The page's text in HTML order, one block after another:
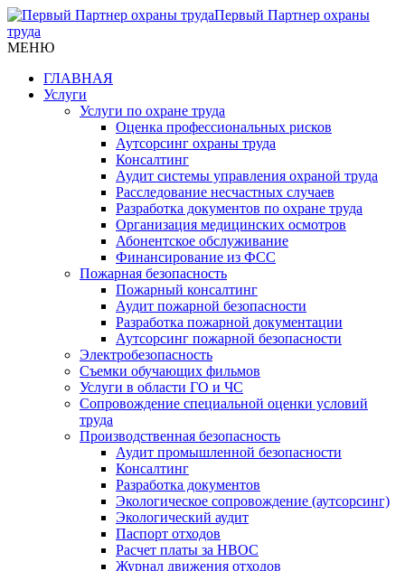
Первый Партнер охраны
труда
МЕНЮ
ГЛАВНАЯ
Услуги
Услуги по охране труда
Оценка профессиональных рисков
Аутсорсинг охраны труда
Консалтинг
Аудит системы управления охраной труда
Расследование несчастных случаев
Разработка документов по охране труда
Организация медицинских осмотров
Абонентское обслуживание
Финансирование из ФСС
Пожарная безопасность
Пожарный консалтинг
Аудит пожарной безопасности
Разработка пожарной документации
Аутсорсинг пожарной безопасности
Электробезопасность
Съемки обучающих фильмов
Услуги в области ГО и ЧС
Сопровождение специальной оценки условий
труда
Производственная безопасность
Аудит промышленной безопасности
Консалтинг
Разработка документов
Экологическое сопровождение (аутсорсинг)
Экологический аудит
Паспорт отходов
Расчет платы за НВОС
Журнал движения отходов